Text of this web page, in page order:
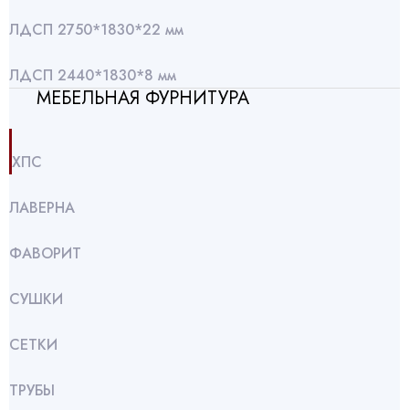
ЛДСП 2750*1830*22 мм
ЛДСП 2440*1830*8 мм
МЕБЕЛЬНАЯ ФУРНИТУРА
ХПС
ЛАВЕРНА
ФАВОРИТ
СУШКИ
СЕТКИ
ТРУБЫ